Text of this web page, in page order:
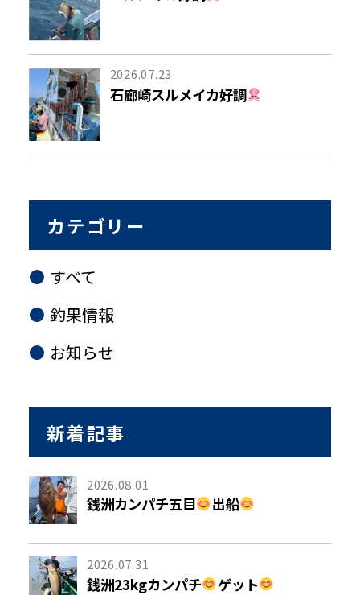
2026.07.23
石廊崎スルメイカ好調
カテゴリー
すべて
釣果情報
お知らせ
新着記事
2026.08.01
銭洲カンパチ五目 出船
2026.07.31
銭洲23kgカンパチ ゲット